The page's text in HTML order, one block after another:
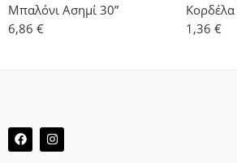
Μπαλόνι Ασημί 30”
6,86 € 1,36 €